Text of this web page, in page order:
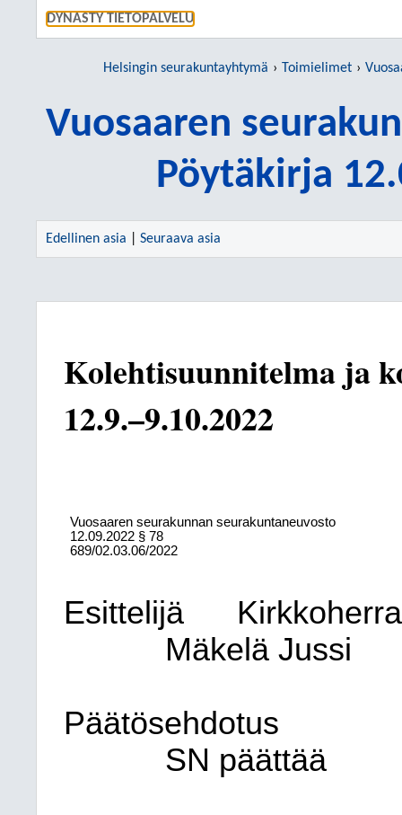
DYNASTY TIETOPALVELU
Helsingin seurakuntayhtymä Toimielimet
Vuosaaren
Pöytäkirja
Edellinen asia Seuraava asia
Kolehtisuunnitelma ja
12.9.–9.10.2022
Vuosaaren seurakunnan seurakuntaneuvosto
12.09.2022 § 78
689/02.03.06/2022
Esittelijä
Mäkelä Jussi
Päätösehdotus
SN päättää